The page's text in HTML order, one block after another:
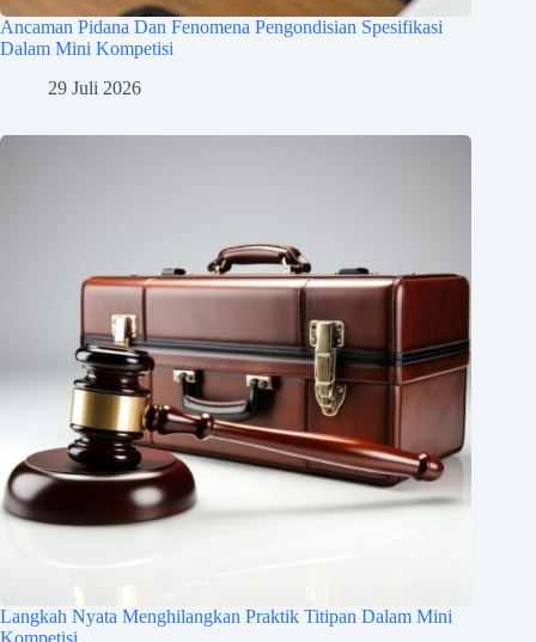
Ancaman Pidana Dan Fenomena Pengondisian Spesifikasi
Dalam Mini Kompetisi
29 Juli 2026
Langkah Nyata Menghilangkan Praktik Titipan Dalam Mini
Kompetisi